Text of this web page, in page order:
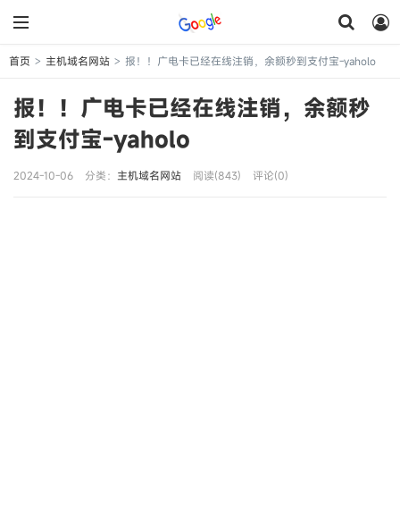
首页 > 主机域名网站 > 报！！广电卡已经在线注销，余额秒到支付宝-yaholo
报！！广电卡已经在线注销，余额秒
到支付宝-yaholo
2024-10-06 分类： 主机域名网站 阅读(843) 评论(0)